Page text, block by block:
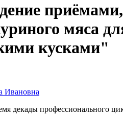
мяса
кусками"
Ивановна
декады профессионального